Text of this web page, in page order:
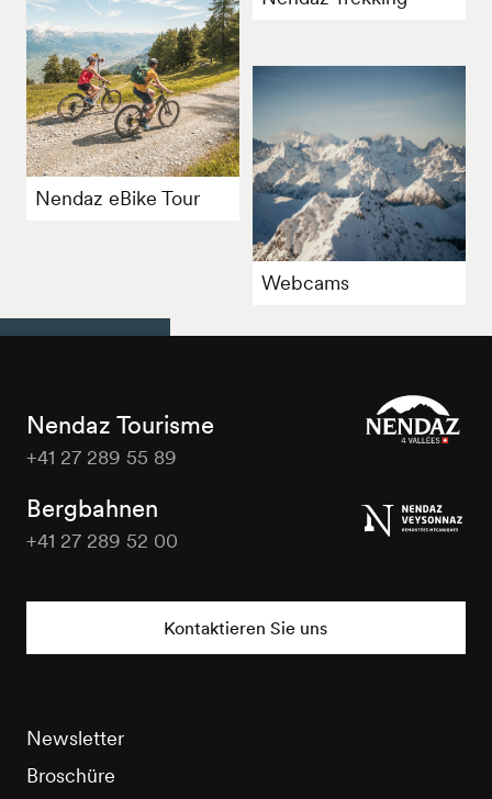
Nendaz eBike Tour
Webcams
Nendaz Tourisme
+41 27 289 55 89
Bergbahnen
+41 27 289 52 00
Kontaktieren Sie uns
Newsletter
Broschüre